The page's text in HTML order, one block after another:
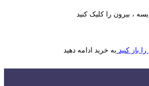
، بیرون را کلیک کنید
باز کنید به خرید ادامه دهید